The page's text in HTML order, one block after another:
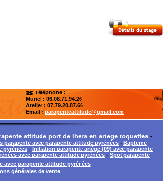
Téléphone :
Muriel : 06.08.71.94.26
Atelier: 07.79.20.87.66
Email : parapenteattitude@gmail.com
attitude port de lhers en ariege roquettes-
parapente avec parapente attitude pyrénées - Bapteme
pyrénées - Initiation parapente ariége (09) avec parapente
avec parapente attitude pyrénées - Spot parapente
avec parapente attitude pyrénées
générales de vente